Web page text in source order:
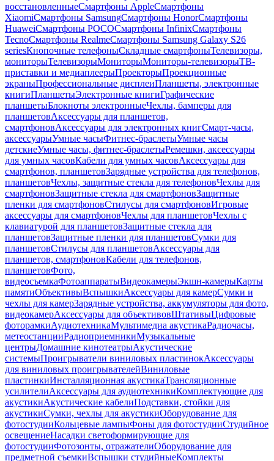
восстановленныеСмартфоны AppleСмартфоны
XiaomiСмартфоны SamsungСмартфоны HonorСмартфоны
HuaweiСмартфоны POCOСмартфоны InfinixСмартфоны
TecnoСмартфоны RealmeСмартфоны Samsung Galaxy S26
seriesКнопочные телефоныСкладные смартфоныТелевизоры,
мониторыТелевизорыМониторыМониторы-телевизорыТВ-
приставки и медиаплеерыПроекторыПроекционные
экраныПрофессиональные дисплеиПланшеты, электронные
книгиПланшетыЭлектронные книгиГрафические
планшетыБлокноты электронныеЧехлы, бамперы для
планшетовАксессуары для планшетов,
смартфоновАксессуары для электронных книгСмарт-часы,
аксессуарыУмные часыФитнес-браслетыУмные часы
детскиеУмные часы, фитнес-браслетыРемешки, аксессуары
для умных часовКабели для умных часовАксессуары для
смартфонов, планшетовЗарядные устройства для телефонов,
планшетовЧехлы, защитные стекла для телефоновЧехлы для
смартфоновЗащитные стекла для смартфоновЗащитные
пленки для смартфоновСтилусы для смартфоновИгровые
аксессуары для смартфоновЧехлы для планшетовЧехлы с
клавиатурой для планшетовЗащитные стекла для
планшетовЗащитные пленки для планшетовСумки для
планшетовСтилусы для планшетовАксессуары для
планшетов, смартфоновКабели для телефонов,
планшетовФото,
видеосъемкаФотоаппаратыВидеокамерыЭкшн-камерыКарты
памятиОбъективыВспышкиАксессуары для камерСумки и
чехлы для камерЗарядные устройства, аккумуляторы для фото,
видеокамерАксессуары для объективовШтативыЦифровые
фоторамкиАудиотехникаМультимедиа акустикаРадиочасы,
метеостанцииРадиоприемникиМузыкальные
центрыДомашние кинотеатрыАкустические
системыПроигрыватели виниловых пластинокАксессуары
для виниловых проигрывателейВиниловые
пластинкиИнсталляционная акустикаТрансляционные
усилителиАксессуары для аудиотехникиКомплектующие для
акустикиАкустические кабелиПодставки, стойки для
акустикиСумки, чехлы для акустикиОборудование для
фотостудииКольцевые лампыФоны для фотостудииСтудийное
освещениеНасадки светоформирующие для
фотостудииФотозонты, отражателиОборудование для
предметной съемкиВспышки студийныеКомплекты